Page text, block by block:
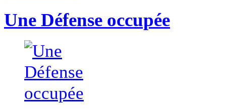
Une Défense occupée